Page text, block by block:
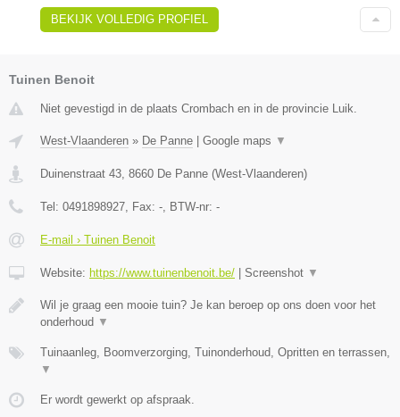
BEKIJK VOLLEDIG PROFIEL
Tuinen Benoit
Niet gevestigd in de plaats Crombach en in de provincie Luik.
West-Vlaanderen » De Panne | Google maps ▼
Duinenstraat 43 8660 De Panne (West-Vlaanderen)
Tel: 0491898927 , Fax: - , BTW-nr: -
E-mail › Tuinen Benoit
Website: https://www.tuinenbenoit.be/ | Screenshot ▼
Wil je graag een mooie tuin? Je kan beroep op ons doen voor het
onderhoud ▼
Tuinaanleg, Boomverzorging, Tuinonderhoud, Opritten en terrassen,
▼
Er wordt gewerkt op afspraak.